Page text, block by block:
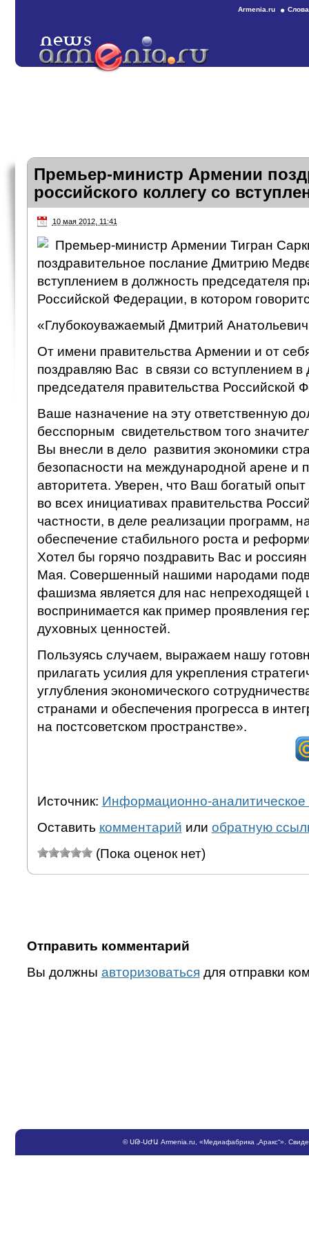
Armenia.ru
Премьер-министр Армении
российского коллегу со
10 мая 2012, 11:41
Премьер-министр Армении Тигран
поздравительное послание Дмитрию
вступлением в должность председателя
Российской Федерации, в котором
«Глубокоуважаемый Дмитрий
От имени правительства Армении и от
поздравляю Вас в связи со вступлением в
председателя правительства Российской
Ваше назначение на эту ответственную
бесспорным свидетельством того
Вы внесли в дело развития экономики
безопасности на международной арене и
авторитета. Уверен, что Ваш богатый опыт
во всех инициативах правительства
частности, в деле реализации программ,
обеспечение стабильного роста и
Хотел бы горячо поздравить Вас и
Мая. Совершенный нашими народами
фашизма является для нас непреходящей
воспринимается как пример проявления
духовных ценностей.
Пользуясь случаем, выражаем нашу
прилагать усилия для укрепления
углубления экономического
странами и обеспечения прогресса в
на постсоветском пространстве».
Источник: Информационно-аналитическое
Оставить комментарий или обратную
(Пока оценок нет)
Отправить комментарий
Вы должны авторизоваться для отправки
©ՍԹ-ՍԺԱ Armenia.ru , «Медиафабрика „Аракс“».